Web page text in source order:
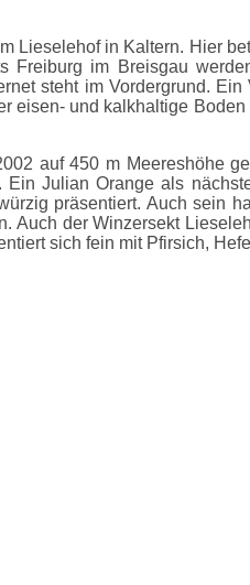
Lieselehof in Kaltern. Hier
im Breisgau
steht im Vordergrund.
eisen- und kalkhaltige
auf 450 m Meereshöhe
Julian Orange als
präsentiert. Auch sein
der Winzersekt
sich fein mit Pfirsich,